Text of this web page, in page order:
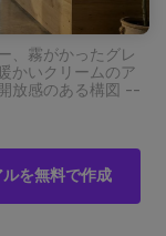
、霧がかったグレ
かいクリームのア
放感のある構図 --
を無料で作成